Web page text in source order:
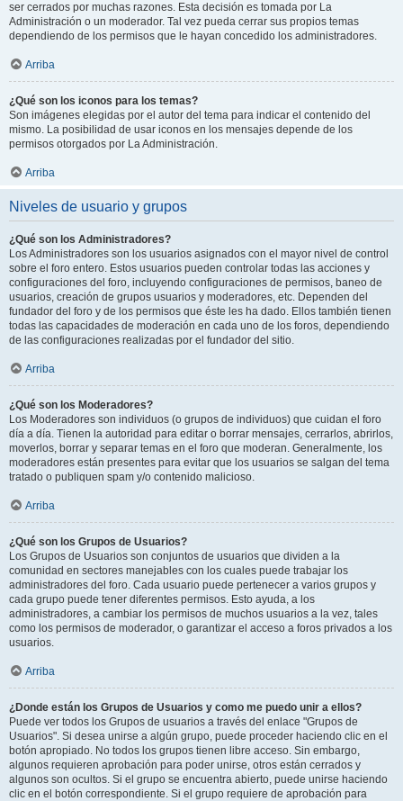
ser cerrados por muchas razones. Esta decisión es tomada por La
Administración o un moderador. Tal vez pueda cerrar sus propios temas
dependiendo de los permisos que le hayan concedido los administradores.
Arriba
¿Qué son los iconos para los temas?
Son imágenes elegidas por el autor del tema para indicar el contenido del
mismo. La posibilidad de usar iconos en los mensajes depende de los
permisos otorgados por La Administración.
Arriba
Niveles de usuario y grupos
¿Qué son los Administradores?
Los Administradores son los usuarios asignados con el mayor nivel de control
sobre el foro entero. Estos usuarios pueden controlar todas las acciones y
configuraciones del foro, incluyendo configuraciones de permisos, baneo de
usuarios, creación de grupos usuarios y moderadores, etc. Dependen del
fundador del foro y de los permisos que éste les ha dado. Ellos también tienen
todas las capacidades de moderación en cada uno de los foros, dependiendo
de las configuraciones realizadas por el fundador del sitio.
Arriba
¿Qué son los Moderadores?
Los Moderadores son individuos (o grupos de individuos) que cuidan el foro
día a día. Tienen la autoridad para editar o borrar mensajes, cerrarlos, abrirlos,
moverlos, borrar y separar temas en el foro que moderan. Generalmente, los
moderadores están presentes para evitar que los usuarios se salgan del tema
tratado o publiquen spam y/o contenido malicioso.
Arriba
¿Qué son los Grupos de Usuarios?
Los Grupos de Usuarios son conjuntos de usuarios que dividen a la
comunidad en sectores manejables con los cuales puede trabajar los
administradores del foro. Cada usuario puede pertenecer a varios grupos y
cada grupo puede tener diferentes permisos. Esto ayuda, a los
administradores, a cambiar los permisos de muchos usuarios a la vez, tales
como los permisos de moderador, o garantizar el acceso a foros privados a los
usuarios.
Arriba
¿Donde están los Grupos de Usuarios y como me puedo unir a ellos?
Puede ver todos los Grupos de usuarios a través del enlace "Grupos de
Usuarios". Si desea unirse a algún grupo, puede proceder haciendo clic en el
botón apropiado. No todos los grupos tienen libre acceso. Sin embargo,
algunos requieren aprobación para poder unirse, otros están cerrados y
algunos son ocultos. Si el grupo se encuentra abierto, puede unirse haciendo
clic en el botón correspondiente. Si el grupo requiere de aprobación para